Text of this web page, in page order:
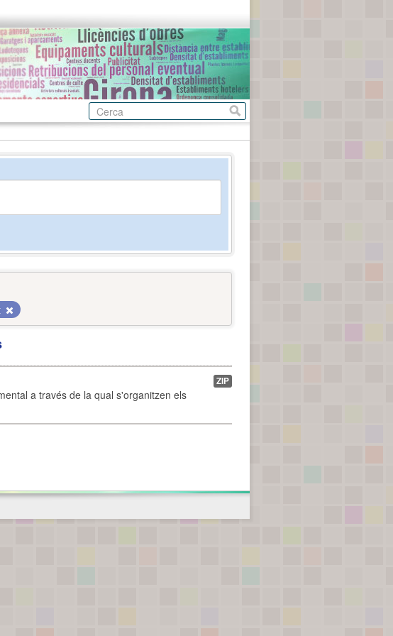
a través de la qual s'organitzen els
ZIP